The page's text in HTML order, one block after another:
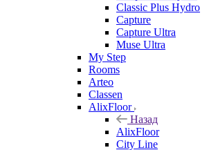
Classic Plus Hydro
Capture
Capture Ultra
Muse Ultra
My Step
Rooms
Arteo
Classen
AlixFloor
Назад
AlixFloor
City Line